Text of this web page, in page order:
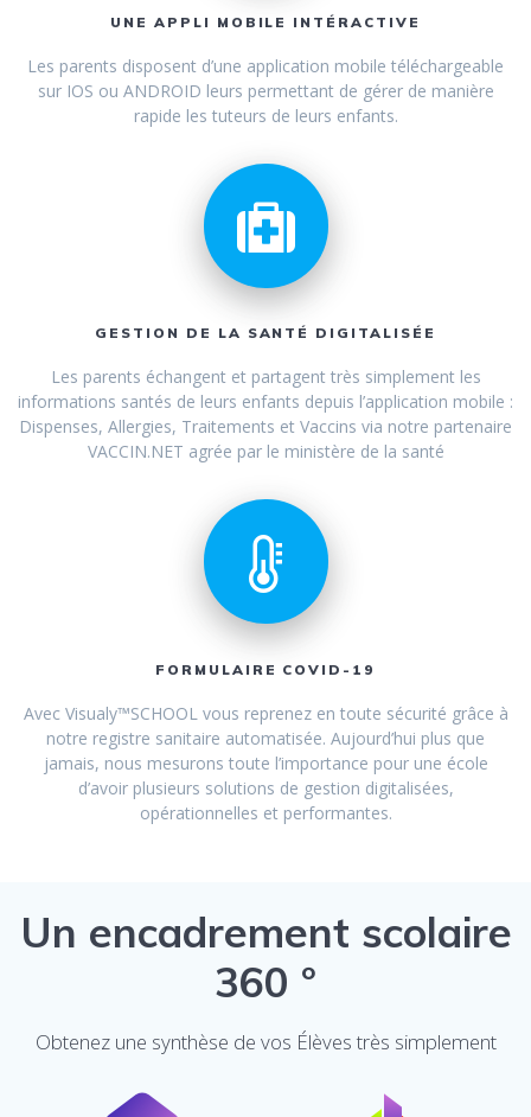
UNE APPLI MOBILE INTÉRACTIVE
Les parents disposent d’une application mobile téléchargeable
sur IOS ou ANDROID leurs permettant de gérer de manière
rapide les tuteurs de leurs enfants.
GESTION DE LA SANTÉ DIGITALISÉE
Les parents échangent et partagent très simplement les
informations santés de leurs enfants depuis l’application mobile :
Dispenses, Allergies, Traitements et Vaccins via notre partenaire
VACCIN.NET agrée par le ministère de la santé
FORMULAIRE COVID-19
Avec Visualy™SCHOOL vous reprenez en toute sécurité grâce à
notre registre sanitaire automatisée. Aujourd’hui plus que
jamais, nous mesurons toute l’importance pour une école
d’avoir plusieurs solutions de gestion digitalisées,
opérationnelles et performantes.
Un encadrement scolaire
360 °
Obtenez une synthèse de vos Élèves très simplement